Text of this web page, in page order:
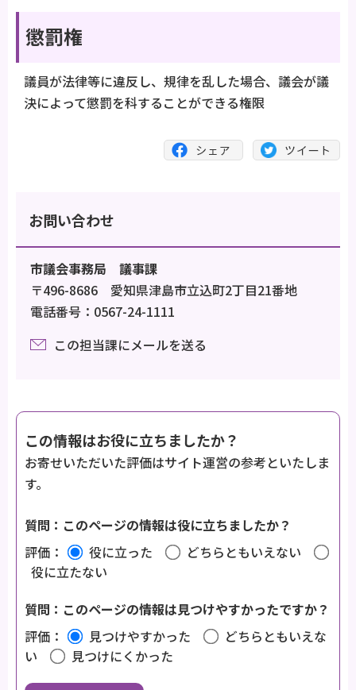
懲罰権
議員が法律等に違反し、規律を乱した場合、議会が議
決によって懲罰を科することができる権限
お問い合わせ
市議会事務局 議事課
〒496-8686 愛知県津島市立込町2丁目21番地
電話番号：0567-24-1111
この担当課にメールを送る
この情報はお役に立ちましたか？
お寄せいただいた評価はサイト運営の参考といたしま
す。
質問：このページの情報は役に立ちましたか？
評価：
役に立った
どちらともいえない
役に立たない
質問：このページの情報は見つけやすかったですか？
評価：
見つけやすかった
どちらともいえな
い
見つけにくかった